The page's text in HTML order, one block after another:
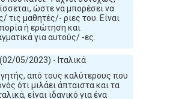
ώστε να μπορέσει να
τις μαθητές/- ριες του. Είναι
ή ερώτηση και
για αυτούς/ -ες.
05/2023) - Ιταλικά
από τους καλύτερους που
ότι μιλάει άπταιστα και τα
είναι ιδανικό για ένα